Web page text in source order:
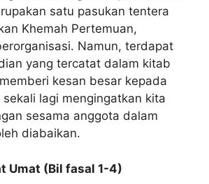
satu pasukan tentera
Khemah Pertemuan,
Namun, terdapat
yang tercatat dalam kitab
kesan besar kepada
lagi mengingatkan kita
sesama anggota dalam
diabaikan.
Umat (Bil fasal 1-4)